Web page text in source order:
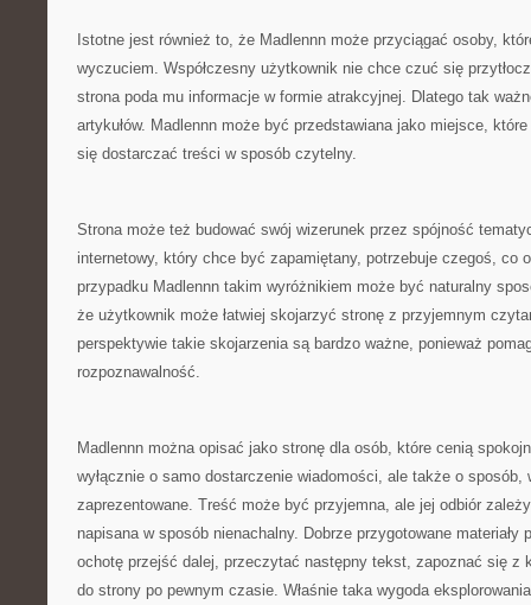
Istotne jest również to, że Madlennn może przyciągać osoby,
wyczuciem. Współczesny użytkownik nie chce czuć się
strona poda mu informacje w formie atrakcyjnej. Dlatego tak
artykułów. Madlennn może być przedstawiana jako miejsce,
się dostarczać treści w sposób czytelny.
Strona może też budować swój wizerunek przez spójność
internetowy, który chce być zapamiętany, potrzebuje czegoś, co
przypadku Madlennn takim wyróżnikiem może być naturalny
że użytkownik może łatwiej skojarzyć stronę z przyjemnym
perspektywie takie skojarzenia są bardzo ważne, ponieważ
rozpoznawalność.
Madlennn można opisać jako stronę dla osób, które cenią
wyłącznie o samo dostarczenie wiadomości, ale także o sposób,
zaprezentowane. Treść może być przyjemna, ale jej odbiór
napisana w sposób nienachalny. Dobrze przygotowane materiały
ochotę przejść dalej, przeczytać następny tekst, zapoznać się z
do strony po pewnym czasie. Właśnie taka wygoda